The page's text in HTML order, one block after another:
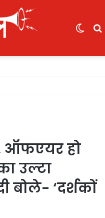
ऑफएयर हो
उल्टा
बोले- ‘दर्शकों